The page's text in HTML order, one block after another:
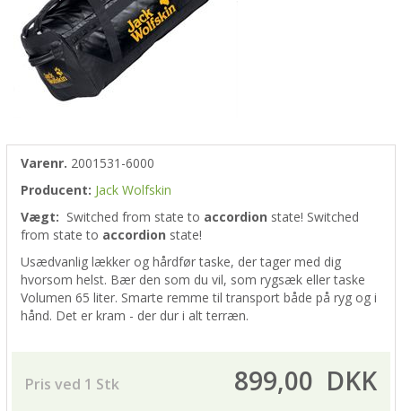
Varenr. 2001531-6000
Producent: Jack Wolfskin
Vægt: Switched from state to accordion state! Switched
from state to accordion state!
Usædvanlig lækker og hårdfør taske, der tager med dig
hvorsom helst. Bær den som du vil, som rygsæk eller taske
Volumen 65 liter. Smarte remme til transport både på ryg og i
hånd. Det er kram - der dur i alt terræn.
Pris ved 1 Stk 899,00 DKK